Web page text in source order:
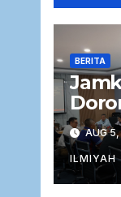
BERITA
AUG
ILMIYAH